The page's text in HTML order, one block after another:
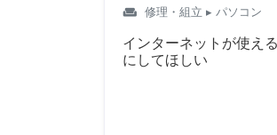
weekend 修理・組立 ▸ パソコン
インターネットが使え
にしてほしい